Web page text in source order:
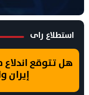
استطلاع راى
هل تتوقع
إيران